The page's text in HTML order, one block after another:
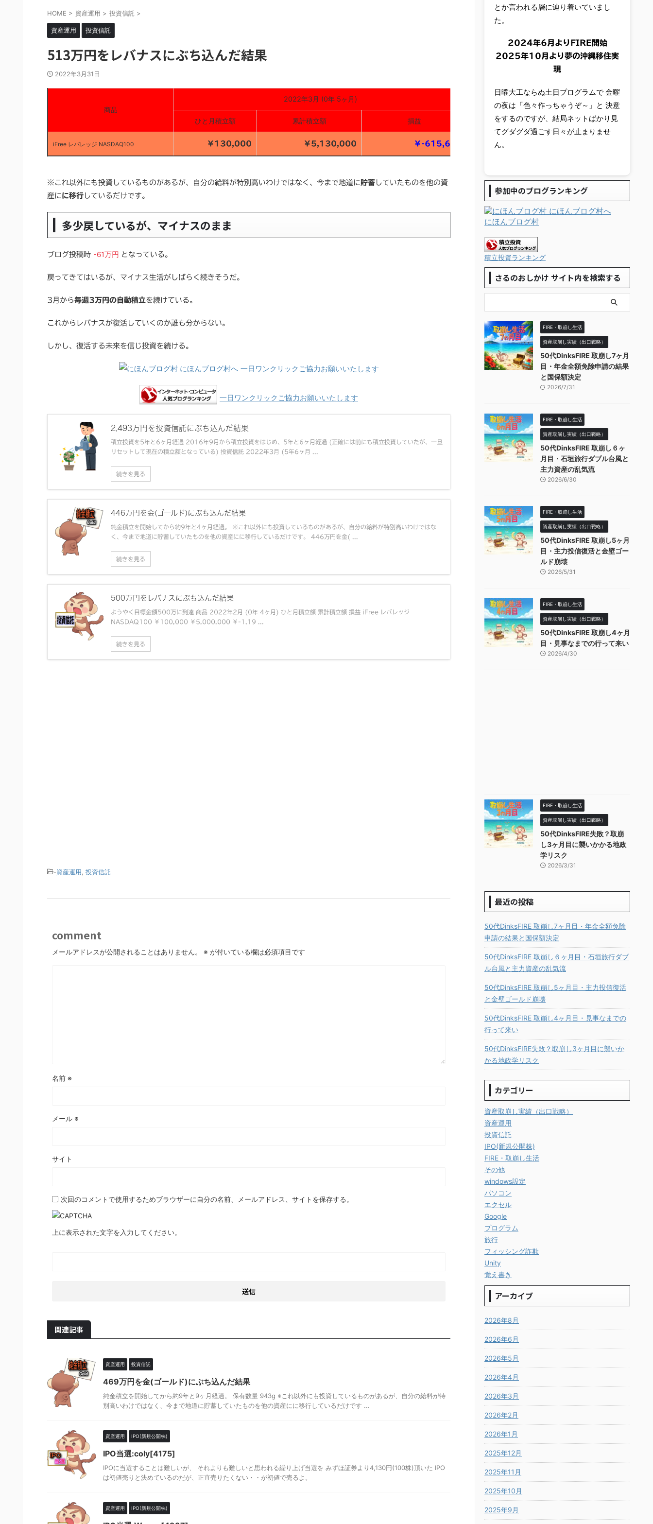
HOME > 資産運用 > 投資信託 >
資産運用 投資信託
513万円をレバナスにぶち込んだ結果
2022年3月31日
商品
2022年3月 (0年 5ヶ月)
ひと月積立額 累計積立額 損益
iFree レバレッジ NASDAQ100 ￥130,000 ￥5,130,000 ￥-615,642
※これ以外にも投資しているものがあるが、自分の給料が特別高いわけではなく、今まで地道に貯蓄 していたものを他の資
産にに移行 しているだけです。
多少戻しているが、マイナスのまま
ブログ投稿時 -61万円 となっている。
戻ってきてはいるが、マイナス生活がしばらく続きそうだ。
3月から毎週3万円の自動積立を続けている。
これからレバナスが復活していくのか誰も分からない。
しかし、復活する未来を信じ投資を続ける。
一日ワンクリックご協力お願いいたします
一日ワンクリックご協力お願いいたします
2,493万円を投資信託にぶち込んだ結果
積立投資を5年と6ヶ月経過 2016年9月から積立投資をはじめ、5年と6ヶ月経過 (正確には前にも積立投資していたが、一旦
リセットして現在の積立額となっている) 投資信託 2022年3月 (5年6ヶ月 ...
続きを見る
446万円を金(ゴールド)にぶち込んだ結果
純金積立を開始してから約9年と4ヶ月経過。 ※これ以外にも投資しているものがあるが、自分の給料が特別高いわけではな
く、今まで地道に貯蓄していたものを他の資産にに移行しているだけです。 446万円を金( ...
続きを見る
500万円をレバナスにぶち込んだ結果
ようやく目標金額500万に到達 商品 2022年2月 (0年 4ヶ月) ひと月積立額 累計積立額 損益 iFree レバレッジ
NASDAQ100 ￥100,000 ￥5,000,000 ￥-1,19 ...
続きを見る
-資産運用 投資信託
comment
メールアドレスが公開されることはありません。 ※ が付いている欄は必須項目です
名前 ※
メール ※
サイト
次回のコメントで使用するためブラウザーに自分の名前、メールアドレス、サイトを保存する。
上に表示された文字を入力してください。
関連記事
資産運用 投資信託
469万円を金(ゴールド)にぶち込んだ結果
純金積立を開始してから約9年と9ヶ月経過。 保有数量 943g ※これ以外にも投資しているものがあるが、自分の給料が特
別高いわけではなく、今まで地道に貯蓄していたものを他の資産にに移行しているだけです ...
資産運用 IPO(新規公開株)
IPO当選:coly[4175]
IPOに当選することは難しいが、 それよりも難しいと思われる繰り上げ当選を みずほ証券より4,130円(100株)頂いた IPO
は初値売りと決めているのだが、正直売りたくない・・が初値で売るよ。
資産運用 IPO(新規公開株)
とか言われる層に辿り着いていまし
た。
2024年6月よりFIRE開始
2025年10月より夢の沖縄移住実
現
日曜大工ならぬ土日プログラムで 金曜
の夜は「色々作っちゃうぞ～」と 決意
をするのですが、結局ネットばかり見
てグダグダ過ごす日々が止まりませ
ん。
参加中のブログランキング
にほんブログ村
積立投資ランキング
さるのおしかけ サイト内を検索する
FIRE・取崩し生活
資産取崩し実績（出口戦略）
50代DinksFIRE 取崩し7ヶ月
目・年金全額免除申請の結果
と国保額決定
2026/7/31
FIRE・取崩し生活
資産取崩し実績（出口戦略）
50代DinksFIRE 取崩し６ヶ
月目・石垣旅行ダブル台風と
主力資産の乱気流
2026/6/30
FIRE・取崩し生活
資産取崩し実績（出口戦略）
50代DinksFIRE 取崩し5ヶ月
目・主力投信復活と金壁ゴー
ルド崩壊
2026/5/31
FIRE・取崩し生活
資産取崩し実績（出口戦略）
50代DinksFIRE 取崩し4ヶ月
目・見事なまでの行って来い
2026/4/30
FIRE・取崩し生活
資産取崩し実績（出口戦略）
50代DinksFIRE失敗？取崩
し3ヶ月目に襲いかかる地政
学リスク
2026/3/31
最近の投稿
50代DinksFIRE 取崩し7ヶ月目・年金全額免除
申請の結果と国保額決定
50代DinksFIRE 取崩し６ヶ月目・石垣旅行ダブ
ル台風と主力資産の乱気流
50代DinksFIRE 取崩し5ヶ月目・主力投信復活
と金壁ゴールド崩壊
50代DinksFIRE 取崩し4ヶ月目・見事なまでの
行って来い
50代DinksFIRE失敗？取崩し3ヶ月目に襲いか
かる地政学リスク
カテゴリー
資産取崩し実績（出口戦略）
資産運用
投資信託
IPO(新規公開株)
FIRE・取崩し生活
その他
windows設定
パソコン
エクセル
Google
プログラム
旅行
フィッシング詐欺
Unity
覚え書き
アーカイブ
2026年8月
2026年6月
2026年5月
2026年4月
2026年3月
2026年2月
2026年1月
2025年12月
2025年11月
2025年10月
2025年9月